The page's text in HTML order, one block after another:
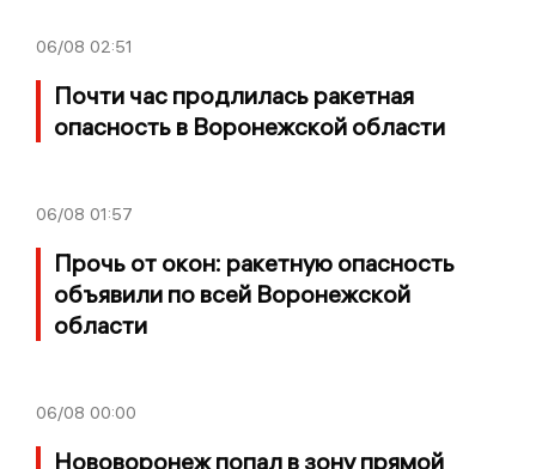
06/08 02:51
Почти час продлилась ракетная
опасность в Воронежской области
06/08 01:57
Прочь от окон: ракетную опасность
объявили по всей Воронежской
области
06/08 00:00
Нововоронеж попал в зону прямой